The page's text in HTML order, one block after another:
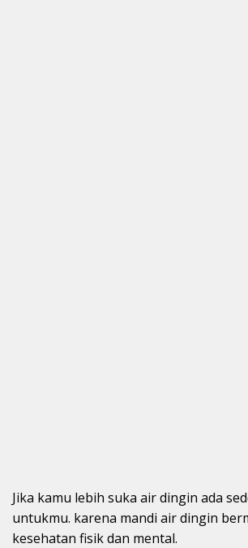
Jika kamu lebih suka air dingin ada
untukmu. karena mandi air dingin
kesehatan fisik dan mental.